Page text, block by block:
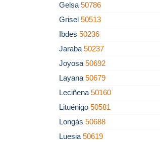
Gelsa 50786
Grisel 50513
Ibdes 50236
Jaraba 50237
Joyosa 50692
Layana 50679
Leciñena 50160
Lituénigo 50581
Longás 50688
Luesia 50619